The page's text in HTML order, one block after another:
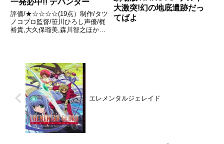
評価/★☆☆☆☆(19点）制作/タツ
ノコプロ監督/笹川ひろし声優/梶
裕貴,大久保瑠美,森川智之ほか全
アエネルギー ”を汲み上げはじめ
た。このままでは...
大激突!幻の地底遺跡だっ
てばよ
エレメンタルジェレイド